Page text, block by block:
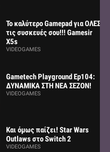
Το καλύτερο Gamepad για ΟΛΕΣ
τις συσκευές σου!!! Gamesir
X5s
VIDEOGAMES
Gametech Playground Ep104:
ΔΥΝΑΜΙΚΑ ΣΤΗ ΝΕΑ ΣΕΖΟΝ!
VIDEOGAMES
Και όμως παίζει! Star Wars
Outlaws στο Switch 2
VIDEOGAMES